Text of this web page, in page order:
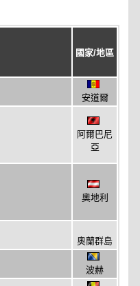
國家/地區
安道爾
阿爾巴尼
亞
奧地利
奧蘭群島
波赫